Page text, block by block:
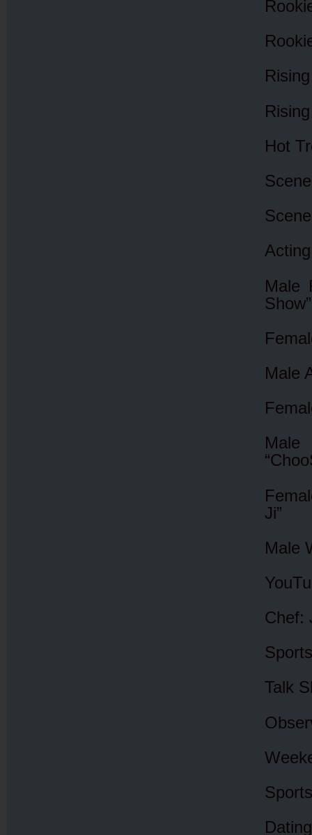
Hot
Male
Show”
Male
Ji”
Male
Chef:
Talk